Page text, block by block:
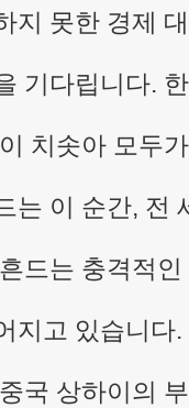
지 못한 경제
기다립니다.
치솟아 모두
는 이 순간, 전
드는 충격적인
지고 있습니다
국 상하이의